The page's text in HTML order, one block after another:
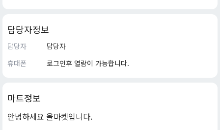
담당자정보
담당자
담당자
휴대폰
로그인후 열람이 가능합니다.
마트정보
안녕하세요 올마켓입니다.